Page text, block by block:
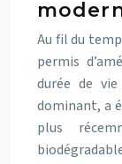
Au fil du
permis
durée de
dominant, a
plus